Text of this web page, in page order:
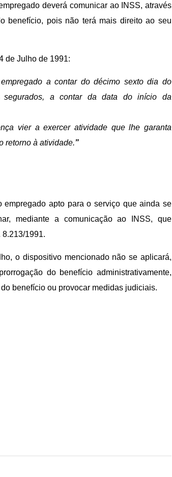
deverá comunicar ao INSS, através
benefício, pois não terá mais direito ao seu
de Julho de 1991:
a contar do décimo sexto dia do
a contar da data do início da
vier a exercer atividade que lhe garanta
retorno à atividade.”
empregado apto para o serviço que ainda se
mediante a comunicação ao INSS, que
8.213/1991.
o dispositivo mencionado não se aplicará,
do benefício administrativamente,
benefício ou provocar medidas judiciais.